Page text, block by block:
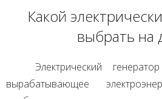
Какой
выбрать на
Электрический
вырабатывающее